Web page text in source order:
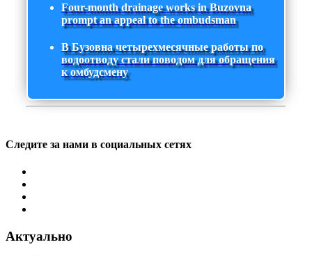
Four-month drainage works in Buzovna
prompt an appeal to the ombudsman
В Бузовна четырехмесячные работы по
водоотводу стали поводом для обращения
к омбудсмену
Следите за нами в социальных сетях
Актуально